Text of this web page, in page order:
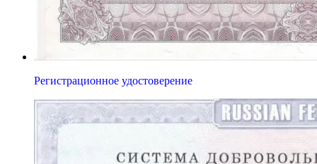
Регистрационное удостоверение